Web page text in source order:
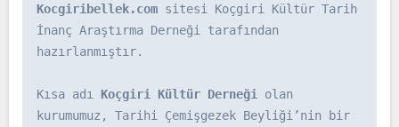
Kocgiribellek.com sitesi Koçgiri Kültür Tarih
İnanç Araştırma Derneği tarafından
hazırlanmıştır.
Kısa adı Koçgiri Kültür Derneği olan
kurumumuz, Tarihi Çemişgezek Beyliği’nin bir